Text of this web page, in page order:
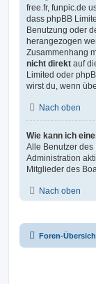
free.fr, funpic.de
dass phpBB
Benutzung oder
herangezogen
Zusammenhang
nicht direkt auf
Limited oder
wirst du, wenn
Nach oben
Wie kann ich
Alle Benutzer des
Administration
Mitglieder des
Nach oben
Foren-